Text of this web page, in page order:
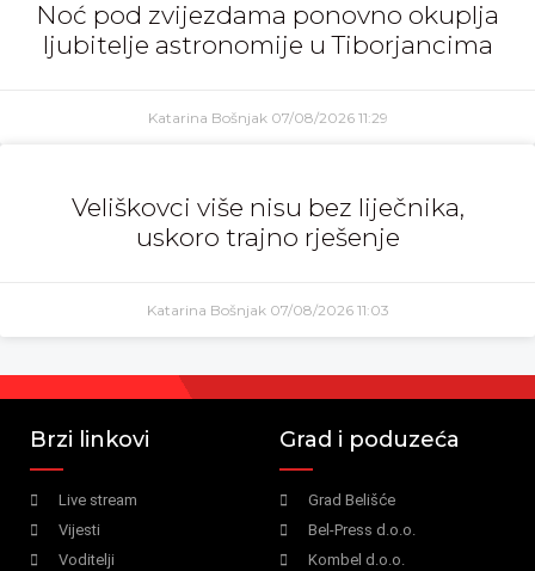
Noć pod zvijezdama ponovno okuplja
ljubitelje astronomije u Tiborjancima
Katarina Bošnjak 07/08/2026 11:29
Veliškovci više nisu bez liječnika,
uskoro trajno rješenje
Katarina Bošnjak 07/08/2026 11:03
Brzi linkovi
Live stream
Vijesti
Voditelji
Grad i poduzeća
Grad Belišće
Bel-Press d.o.o.
Kombel d.o.o.